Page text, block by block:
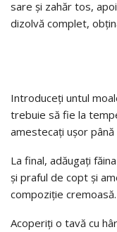
sare și zahăr tos,
dizolvă complet,
Introduceți untul
trebuie să fie la
amestecați ușor
La final, adăugați
și praful de copt și
compoziție cremoasă.
Acoperiți o tavă cu